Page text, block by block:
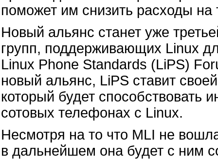
поможет им снизить расходы
Новый альянс станет уже
групп, поддерживающих Linux
Linux Phone Standards (LiPS)
новый альянс, LiPS ставит
который будет способствовать
сотовых телефонах с Linux.
Несмотря на то что MLI не
в дальнейшем она будет с ним